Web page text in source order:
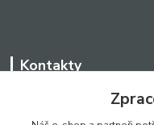
Kontakty
+420 776 242 909